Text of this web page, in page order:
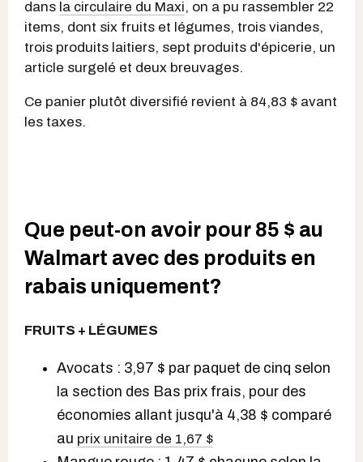
dans la circulaire du Maxi, on a pu rassembler 22
items, dont six fruits et légumes, trois viandes,
trois produits laitiers, sept produits d'épicerie, un
article surgelé et deux breuvages.
Ce panier plutôt diversifié revient à 84,83 $ avant
les taxes.
Que peut-on avoir pour 85 $ au
Walmart avec des produits en
rabais uniquement?
FRUITS + LÉGUMES
Avocats : 3,97 $ par paquet de cinq selon
la section des Bas prix frais, pour des
économies allant jusqu'à 4,38 $ comparé
au prix unitaire de 1,67 $